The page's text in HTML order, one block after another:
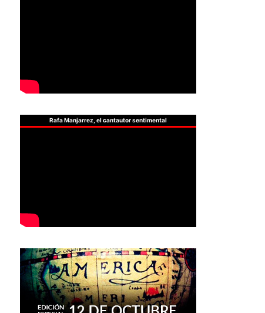
Rafa Manjarrez, el cantautor sentimental